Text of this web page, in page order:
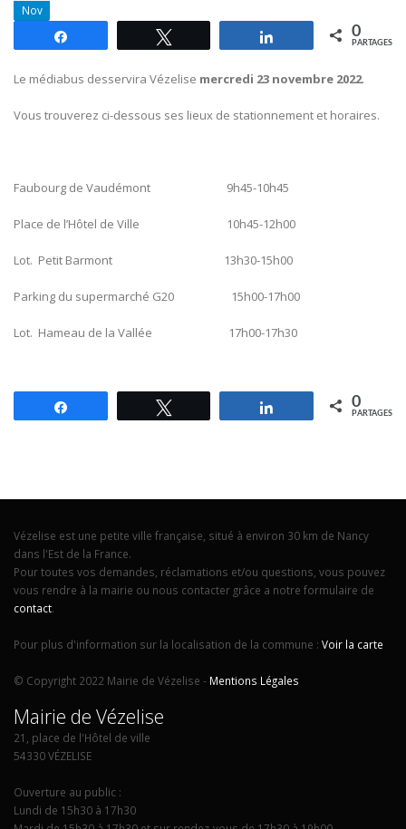
Nov
Partagez 0
PARTAGES
Le médiabus desservira Vézelise mercredi 23 novembre 2022.
Vous trouverez ci-dessous ses lieux de stationnement et horaires.
Faubourg de Vaudémont 9h45-10h45
Place de l’Hôtel de Ville 10h45-12h00
Lot. Petit Barmont 13h30-15h00
Parking du supermarché G20 15h00-17h00
Lot. Hameau de la Vallée 17h00-17h30
Partagez 0
PARTAGES
Vézelise est une petite ville française, situé à environ 30 km de Nancy
dans l'Est de la France.
Pour toutes vos demandes, réclamations et/ou questions, vous pouvez
vous rendre à la mairie ou nous contacter grâce a notre formulaire de
contact.
Pour plus d'information sur la localisation de la commune : Voir la carte
© Copyright 2022 Mairie de Vézelise - Mentions Légales
Mairie de Vézelise
21, place de l'Hôtel de ville
54330 VÉZELISE
Ouverture au public :
Lundi de 15h30 à 17h30